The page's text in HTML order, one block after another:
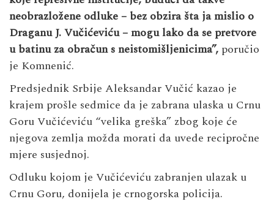
neobrazložene odluke – bez obzira šta ja mislio o
Draganu J. Vučićeviću – mogu lako da se pretvore
u batinu za obračun s neistomišljenicima”, poručio
je Komnenić.
Predsjednik Srbije Aleksandar Vučić kazao je
krajem prošle sedmice da je zabrana ulaska u Crnu
Goru Vučićeviću “velika greška” zbog koje će
njegova zemlja možda morati da uvede recipročne
mjere susjednoj.
Odluku kojom je Vučićeviću zabranjen ulazak u
Crnu Goru, donijela je crnogorska policija.